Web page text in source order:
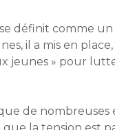
définit comme
il a mis en
jeunes » pour
de